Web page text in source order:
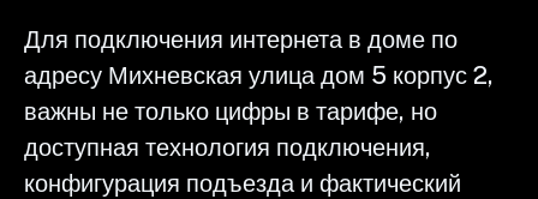
Для подключения интернета в доме по
адресу Михневская улица дом 5 корпус 2,
важны не только цифры в тарифе, но
доступная технология подключения,
конфигурация подъезда и фактический